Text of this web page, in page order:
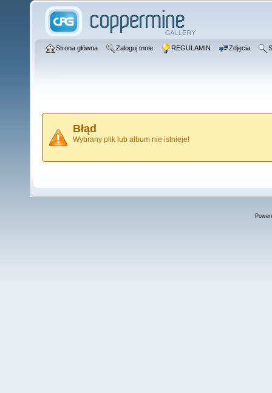
Strona główna Zaloguj mnie REGULAMIN Zdjęcia
Błąd
Wybrany plik lub album nie istnieje!